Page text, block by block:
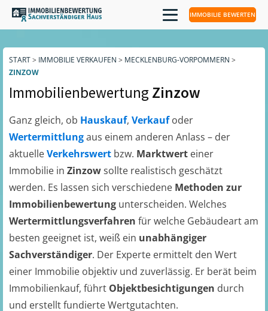
IMMOBILIE BEWERTEN
START> IMMOBILIE VERKAUFEN > MECKLENBURG-VORPOMMERN >
ZINZOW
ImmobilienbewertungZinzow
Ganz gleich, ob Hauskauf, Verkaufoder
Wertermittlungaus einem anderen Anlass – der
aktuelleVerkehrswert bzw. Marktwert einer
Immobilie in Zinzowsollte realistisch geschätzt
werden. Es lassen sich verschiedene Methoden zur
Immobilienbewertung unterscheiden. Welches
Wertermittlungsverfahren für welche Gebäudeart am
besten geeignet ist, weiß ein unabhängiger
Sachverständiger. Der Experte ermittelt den Wert
einer Immobilie objektiv und zuverlässig. Er berät beim
Immobilienkauf, führt Objektbesichtigungen durch
und erstellt fundierte Wertgutachten.